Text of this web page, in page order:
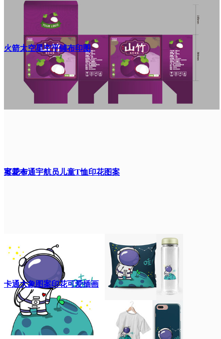
火箭太空星空平铺布印图
案花布
可爱卡通宇航员儿童T恤印花图案
卡通大象图案印花可爱插画